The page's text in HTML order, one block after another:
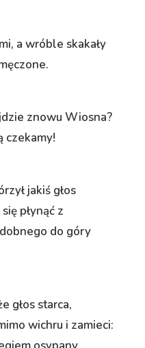
a wróble skakały
znowu Wiosna?
czekamy!
jakiś głos
płynąć z
do góry
głos starca,
wichru i zamieci: